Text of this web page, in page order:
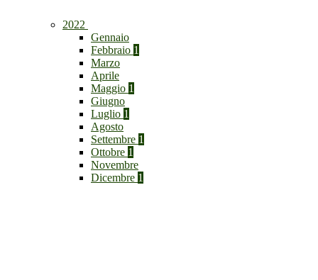
2022
Gennaio
Febbraio 1
Marzo
Aprile
Maggio 1
Giugno
Luglio 1
Agosto
Settembre 1
Ottobre 1
Novembre
Dicembre 1